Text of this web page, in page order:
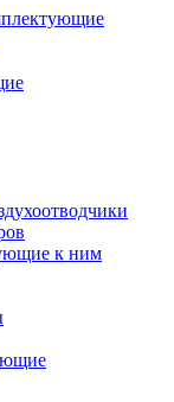
к ним